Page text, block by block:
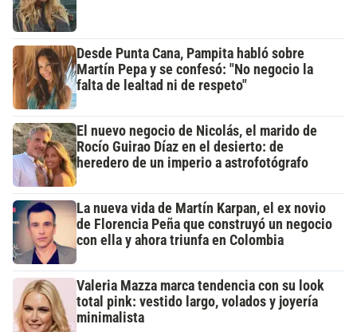
Desde Punta Cana, Pampita habló sobre
Martín Pepa y se confesó: "No negocio la
falta de lealtad ni de respeto"
El nuevo negocio de Nicolás, el marido de
Rocío Guirao Díaz en el desierto: de
heredero de un imperio a astrofotógrafo
La nueva vida de Martín Karpan, el ex novio
de Florencia Peña que construyó un negocio
con ella y ahora triunfa en Colombia
Valeria Mazza marca tendencia con su look
total pink: vestido largo, volados y joyería
minimalista